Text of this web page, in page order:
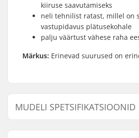
kiiruse saavutamiseks
neli tehnilist ratast, millel on
vastupidavus plätusekohale
palju väärtust vähese raha
Märkus: Erinevad suurused on
MUDELI SPETSIFIKATSIOONID